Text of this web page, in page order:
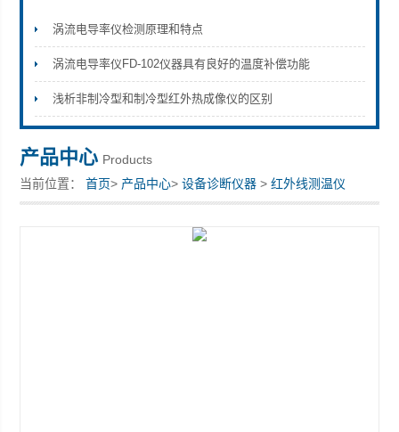
涡流电导率仪检测原理和特点
涡流电导率仪FD-102仪器具有良好的温度补偿功能
浅析非制冷型和制冷型红外热成像仪的区别
产品中心 Products
当前位置：首页> 产品中心>设备诊断仪器 >红外线测温仪